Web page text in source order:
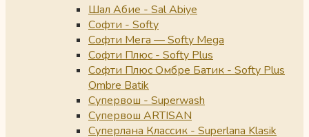
Шал Абие - Sal Abiye
Софти - Softy
Софти Мега — Softy Mega
Софти Плюс - Softy Plus
Софти Плюс Омбре Батик - Softy Plus
Ombre Batik
Супервош - Superwash
Супервош ARTISAN
Суперлана Классик - Superlana Klasik